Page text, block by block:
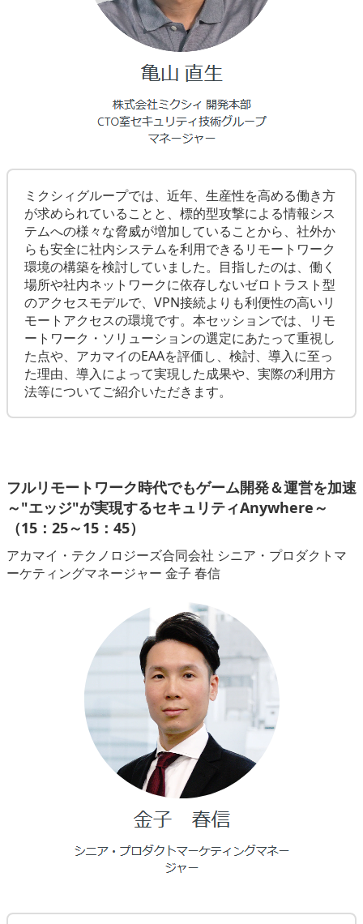
ミクシィグループでは、近年、生産性を高める働き方
が求められていることと、標的型攻撃による情報シス
テムへの様々な脅威が増加していることから、社外か
らも安全に社内システムを利用できるリモートワーク
環境の構築を検討していました。目指したのは、働く
場所や社内ネットワークに依存しないゼロトラスト型
のアクセスモデルで、VPN接続よりも利便性の高いリ
モートアクセスの環境です。本セッションでは、リモ
ートワーク・ソリューションの選定にあたって重視し
た点や、アカマイのEAAを評価し、検討、導入に至っ
た理由、導入によって実現した成果や、実際の利用方
法等についてご紹介いただきます。
フルリモートワーク時代でもゲーム開発＆運営を加速
～"エッジ"が実現するセキュリティAnywhere～
（15：25～15：45）
アカマイ・テクノロジーズ合同会社 シニア・プロダクトマ
ーケティングマネージャー 金子 春信